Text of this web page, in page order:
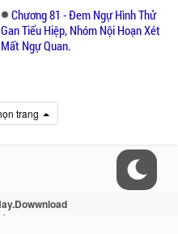
Chương 81 - Đem Ngự Hình Thử
Gan Tiểu Hiệp, Nhóm Nội Hoạn Xét
Mất Ngự Quan.
trang
- Sitemap - RSS